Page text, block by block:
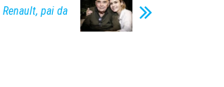
pai da